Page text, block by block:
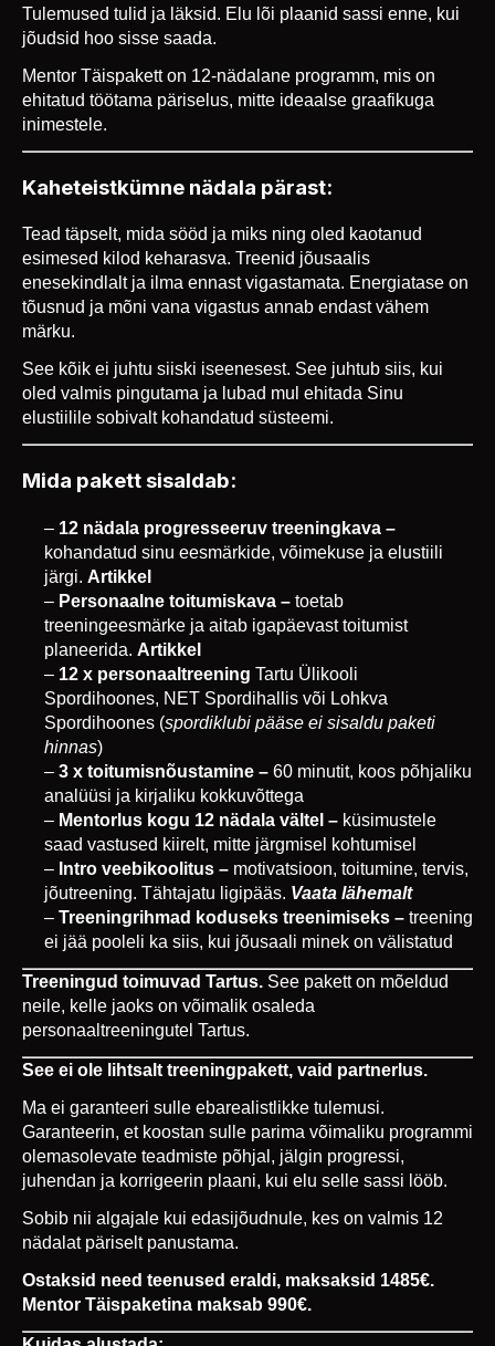
Tulemused tulid ja läksid. Elu lõi plaanid sassi enne, kui
jõudsid hoo sisse saada.
Mentor Täispakett on 12-nädalane programm, mis on
ehitatud töötama päriselus, mitte ideaalse graafikuga
inimestele.
Kaheteistkümne nädala pärast:
Tead täpselt, mida sööd ja miks ning oled kaotanud
esimesed kilod keharasva. Treenid jõusaalis
enesekindlalt ja ilma ennast vigastamata. Energiatase on
tõusnud ja mõni vana vigastus annab endast vähem
märku.
See kõik ei juhtu siiski iseenesest. See juhtub siis, kui
oled valmis pingutama ja lubad mul ehitada Sinu
elustiilile sobivalt kohandatud süsteemi.
Mida pakett sisaldab:
12 nädala progresseeruv treeningkava –
kohandatud sinu eesmärkide, võimekuse ja elustiili
järgi. Artikkel
Personaalne toitumiskava – toetab
treeningeesmärke ja aitab igapäevast toitumist
planeerida. Artikkel
12 x personaaltreening Tartu Ülikooli
Spordihoones, NET Spordihallis või Lohkva
Spordihoones (spordiklubi pääse ei sisaldu paketi
hinnas)
3 x toitumisnõustamine – 60 minutit, koos põhjaliku
analüüsi ja kirjaliku kokkuvõttega
Mentorlus kogu 12 nädala vältel – küsimustele
saad vastused kiirelt, mitte järgmisel kohtumisel
Intro veebikoolitus – motivatsioon, toitumine, tervis,
jõutreening. Tähtajatu ligipääs. Vaata lähemalt
Treeningrihmad koduseks treenimiseks – treening
ei jää pooleli ka siis, kui jõusaali minek on välistatud
Treeningud toimuvad Tartus. See pakett on mõeldud
neile, kelle jaoks on võimalik osaleda
personaaltreeningutel Tartus.
See ei ole lihtsalt treeningpakett, vaid partnerlus.
Ma ei garanteeri sulle ebarealistlikke tulemusi.
Garanteerin, et koostan sulle parima võimaliku programmi
olemasolevate teadmiste põhjal, jälgin progressi,
juhendan ja korrigeerin plaani, kui elu selle sassi lööb.
Sobib nii algajale kui edasijõudnule, kes on valmis 12
nädalat päriselt panustama.
Ostaksid need teenused eraldi, maksaksid 1485€.
Mentor Täispaketina maksab 990€.